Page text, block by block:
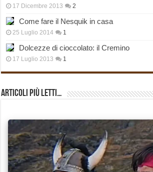
17 Dicembre 2013 2
Come fare il Nesquik in casa
25 Luglio 2014 1
Dolcezze di cioccolato: il Cremino
17 Luglio 2013 1
Articoli più Letti…